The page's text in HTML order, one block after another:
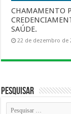
CHAMAMENTO
SAÚDE.
22 de dezembro de
Pesquisar